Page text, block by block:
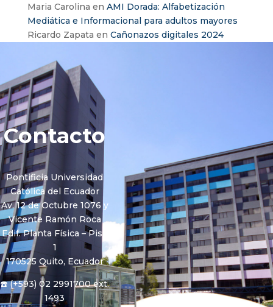
Maria Carolina en AMI Dorada: Alfabetización
Mediática e Informacional para adultos mayores
Ricardo Zapata en Cañonazos digitales 2024
Contacto
Pontificia Universidad
Católica del Ecuador
Av. 12 de Octubre 1076 y
Vicente Ramón Roca
Edif. Planta Física – Piso
1
170525 Quito, Ecuador
☎️ (+593) 02 2991700 ext.
1493